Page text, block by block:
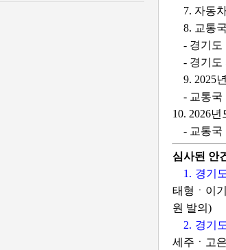
7. 자동
8. 교통
- 경기도
- 경기도
9. 2025
- 교통국
10. 2026
- 교통국
심사된 안
1. 경기
태형ㆍ이
원 발의)
2. 경기
세주ㆍ고